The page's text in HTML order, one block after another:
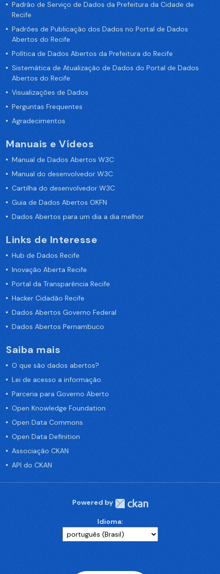
Padrão de Serviço de Dados da Prefeitura da Cidade de
Recife
Padrões de Publicação dos Dados no Portal de Dados
Abertos do Recife
Política de Dados Abertos da Prefeitura do Recife
Sistemática de Atualização de Dados do Portal de Dados
Abertos do Recife
Visualizações de Dados
Perguntas Frequentes
Agradecimentos
Manuais e Vídeos
Manual de Dados Abertos W3C
Manual do desenvolvedor W3C
Cartilha do desenvolvedor W3C
Guia de Dados Abertos OKFN
Dados Abertos para um dia a dia melhor
Links de Interesse
Hub de Dados Recife
Inovação Aberta Recife
Portal da Transparência Recife
Hacker Cidadão Recife
Dados Abertos Governo Federal
Dados Abertos Pernambuco
Saiba mais
O que são dados abertos?
Lei de acesso a informação
Parceria para Governo Aberto
Open Knowledge Foundation
Open Data Commons
Open Data Definition
Associação CKAN
API do CKAN
Powered by
Idioma